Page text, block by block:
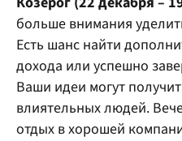
больше внимания
Есть шанс найти
дохода или успешно
Ваши идеи могут
влиятельных людей.
отдых в хорошей